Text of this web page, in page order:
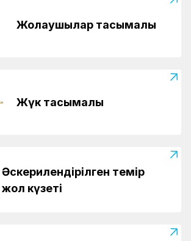
Жолаушылар тасымалы
Жүк тасымалы
Әскерилендірілген темір
жол күзеті